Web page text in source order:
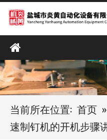
当前所在位置: 首页 »
速制钉机的开机步骤